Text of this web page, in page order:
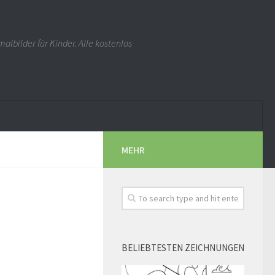
für Kinder. Alle kostenlos
MEHR
BELIEBTESTEN ZEICHNUNGEN